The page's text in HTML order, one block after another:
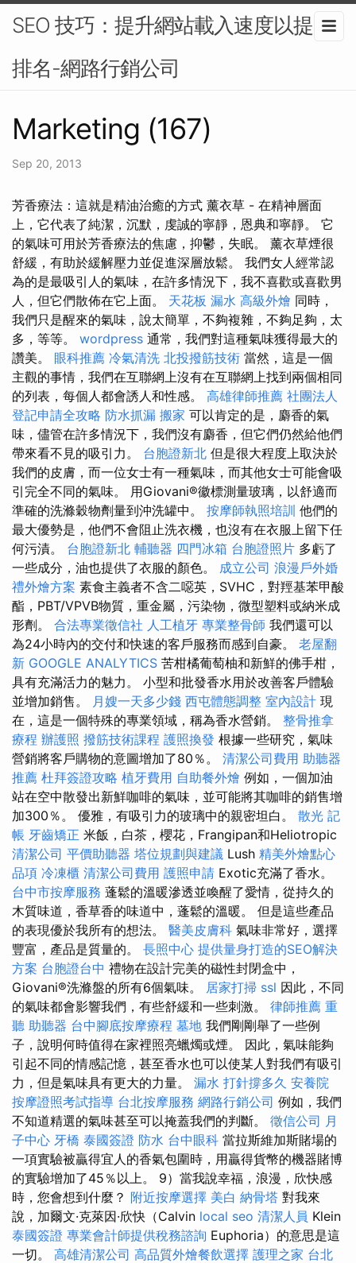
SEO 技巧：提升網站載入速度以提高
排名-網路行銷公司
Marketing (167)
Sep 20, 2013
芳香療法：這就是精油治癒的方式 薰衣草 - 在精神層面
上，它代表了純潔，沉默，虔誠的寧靜，恩典和寧靜。 它
的氣味可用於芳香療法的焦慮，抑鬱，失眠。 薰衣草煙很
舒緩，有助於緩解壓力並促進深層放鬆。 我們女人經常認
為的是最吸引人的氣味，在許多情況下，我不喜歡或喜歡男
人，但它們散佈在它上面。 天花板 漏水 高級外燴 同時，
我們只是醒來的氣味，說太簡單，不夠複雜，不夠足夠，太
多，等等。 wordpress 通常，我們對這種氣味獲得最大的
讚美。 眼科推薦 冷氣清洗 北投撥筋技術 當然，這是一個
主觀的事情，我們在互聯網上沒有在互聯網上找到兩個相同
的列表，每個人都會誘人和性感。 高雄律師推薦 社團法人
登記申請全攻略 防水抓漏 搬家 可以肯定的是，麝香的氣
味，儘管在許多情況下，我們沒有麝香，但它們仍然給他們
帶來看不見的吸引力。 台胞證新北 但是很大程度上取決於
我們的皮膚，而一位女士有一種氣味，而其他女士可能會吸
引完全不同的氣味。 用Giovani®徽標測量玻璃，以舒適而
準確的洗滌穀物劑量到沖洗罐中。 按摩師執照培訓 他們的
最大優勢是，他們不會阻止洗衣機，也沒有在衣服上留下任
何污漬。 台胞證新北 輔聽器 四門冰箱 台胞證照片 多虧了
一些成分，油也提供了衣服的顏色。 成立公司 浪漫戶外婚
禮外燴方案 素食主義者不含二噁英，SVHC，對羥基苯甲酸
酯，PBT/VPVB物質，重金屬，污染物，微型塑料或納米成
形劑。 合法專業徵信社 人工植牙 專業整骨師 我們還可以
為24小時內的交付和快速的客戶服務而感到自豪。 老屋翻
新 GOOGLE ANALYTICS 苦柑橘葡萄柚和新鮮的佛手柑，
具有充滿活力的魅力。 小型和批發香水用於改善客戶體驗
並增加銷售。 月嫂一天多少錢 西屯體態調整 室內設計 現
在，這是一個特殊的專業領域，稱為香水營銷。 整骨推拿
療程 辦護照 撥筋技術課程 護照換發 根據一些研究，氣味
營銷將客戶購物的意圖增加了80％。 清潔公司費用 助聽器
推薦 杜拜簽證攻略 植牙費用 自助餐外燴 例如，一個加油
站在空中散發出新鮮咖啡的氣味，並可能將其咖啡的銷售增
加300％。 優雅，有吸引力的玻璃中的親密坦白。 散光 記
帳 牙齒矯正 米飯，白茶，櫻花，Frangipan和Heliotropic
清潔公司 平價助聽器 塔位規劃與建議 Lush 精美外燴點心
品項 冷凍櫃 清潔公司費用 護照申請 Exotic充滿了香水。
台中市按摩服務 蓬鬆的溫暖滲透並喚醒了愛情，從持久的
木質味道，香草香的味道中，蓬鬆的溫暖。 但是這些產品
的表現優於我所有的想法。 醫美皮膚科 氣味非常好，選擇
豐富，產品是質量的。 長照中心 提供量身打造的SEO解決
方案 台胞證台中 禮物在設計完美的磁性封閉盒中，
Giovani®洗滌盤的所有6個氣味。 居家打掃 ssl 因此，不同
的氣味都會影響我們，有些舒緩和一些刺激。 律師推薦 重
聽 助聽器 台中腳底按摩療程 墓地 我們剛剛舉了一些例
子，說明何時值得在家裡照亮蠟燭或煙。 因此，氣味能夠
引起不同的情感記憶，甚至香水也可以使某人對我們有吸引
力，但是氣味具有更大的力量。 漏水 打針撐多久 安養院
按摩證照考試指導 台北按摩服務 網路行銷公司 例如，我們
不知道精選的氣味甚至可以掩蓋我們的判斷。 徵信公司 月
子中心 牙橋 泰國簽證 防水 台中眼科 當拉斯維加斯賭場的
一項實驗被贏得宜人的香氣包圍時，用贏得貨幣的機器賭博
的實驗增加了45％以上。 9）當我說幸福，浪漫，欣快感
時，您會想到什麼？ 附近按摩選擇 美白 納骨塔 對我來
說，加爾文·克萊因·欣快（Calvin local seo 清潔人員 Klein
泰國簽證 專業會計師提供稅務諮詢 Euphoria）的意思是這
一切。 高雄清潔公司 高品質外燴餐飲選擇 護理之家 台北